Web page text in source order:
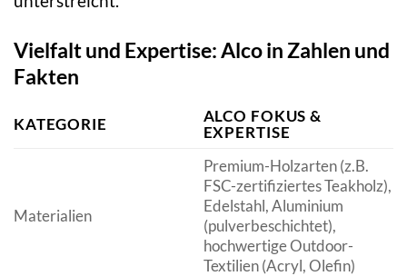
Vielfalt und Expertise: Alco in Zahlen und
Fakten
KATEGORIE
ALCO FOKUS &
EXPERTISE
Materialien
Premium-Holzarten (z.B.
FSC-zertifiziertes Teakholz),
Edelstahl, Aluminium
(pulverbeschichtet),
hochwertige Outdoor-
Textilien (Acryl, Olefin)